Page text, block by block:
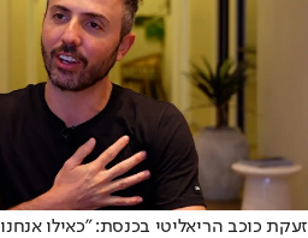
זעקת כוכב הריאליטי בכנסת: "כאילו אנחנו 200 שנה אחורה, זה כמו ג'ונגל"